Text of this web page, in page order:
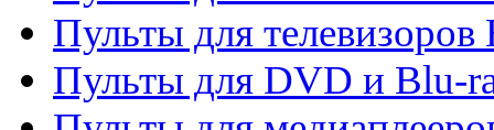
Пульты для телевизоров
Пульты для DVD и Blu-